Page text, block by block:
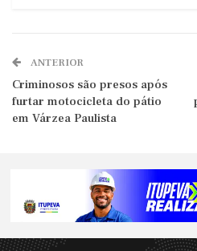
ANTERIOR
Criminosos são presos após
furtar motocicleta do pátio
em Várzea Paulista